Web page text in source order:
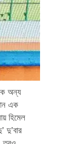
অন্য
এক
হিমেল
দু’বার